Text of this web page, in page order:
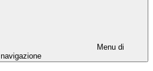
Menu di
navigazione